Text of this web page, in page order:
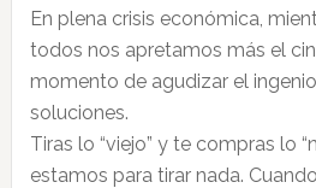
En plena crisis económica,
todos nos apretamos más el
momento de agudizar el
soluciones.
Tiras lo “viejo” y te compras lo
estamos para tirar nada.